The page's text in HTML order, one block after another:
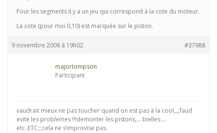
Pour les segments il y a un jeu qui correspond à la cote du moteur.
La cote (pour moi 0,10) est marquée sur le piston.
9 novembre 2006 à 19h02 #37988
majortompson
Participant
vaudrait mieux ne pas toucher quand on est pas à la cool,,,,faud
evité les problemes !!!demonter les pistons,… bielles …
etc..ETC;;;cela ne s’improvise pas.